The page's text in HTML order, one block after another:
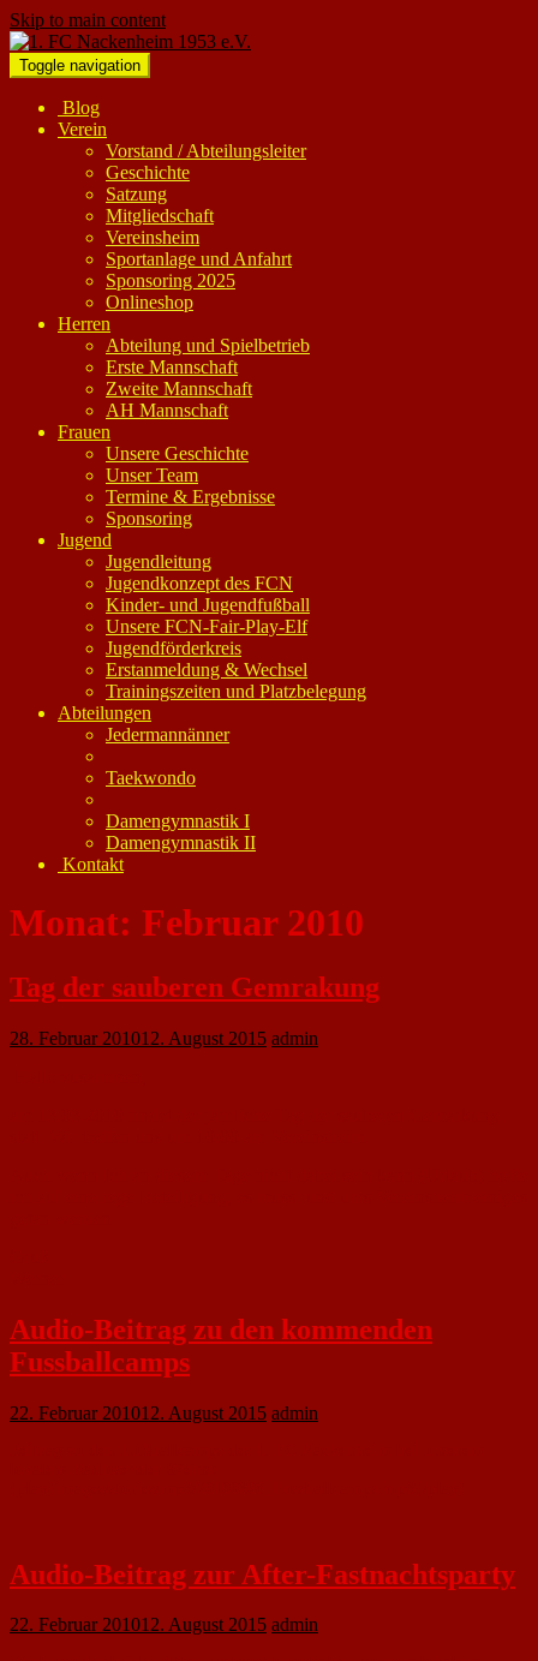
Skip to main content
Toggle navigation
Blog
Verein
Vorstand / Abteilungsleiter
Geschichte
Satzung
Mitgliedschaft
Vereinsheim
Sportanlage und Anfahrt
Sponsoring 2025
Onlineshop
Herren
Abteilung und Spielbetrieb
Erste Mannschaft
Zweite Mannschaft
AH Mannschaft
Frauen
Unsere Geschichte
Unser Team
Termine & Ergebnisse
Sponsoring
Jugend
Jugendleitung
Jugendkonzept des FCN
Kinder- und Jugendfußball
Unsere FCN-Fair-Play-Elf
Jugendförderkreis
Erstanmeldung & Wechsel
Trainingszeiten und Platzbelegung
Abteilungen
Jedermannänner
Taekwondo
Damengymnastik I
Damengymnastik II
Kontakt
Monat: Februar 2010
Tag der sauberen Gemrakung
28. Februar 201012. August 2015 admin
Audio-Beitrag zu den kommenden
Fussballcamps
22. Februar 201012. August 2015 admin
Audio-Beitrag zur After-Fastnachtsparty
22. Februar 201012. August 2015 admin